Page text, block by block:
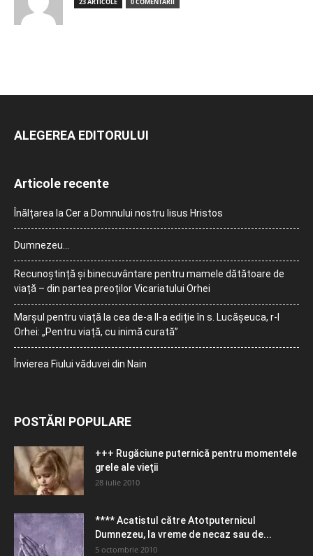
23 ARTICOLE 0 COMENTARII
ALEGEREA EDITORULUI
Articole recente
Înălțarea la Cer a Domnului nostru Iisus Hristos
Dumnezeu…
Recunoștință și binecuvântare pentru mamele dătătoare de
viață – din partea preoților Vicariatului Orhei
Marșul pentru viață la cea de-a II-a ediție în s. Lucășeuca, r-l
Orhei: „Pentru viață, cu inimă curată”
Învierea Fiului văduvei din Nain
POSTĂRI POPULARE
+++ Rugăciune puternică pentru momentele
grele ale vieţii
28 iulie 2010
**** Acatistul către Atotputernicul
Dumnezeu, la vreme de necaz sau de...
5 octombrie 2010